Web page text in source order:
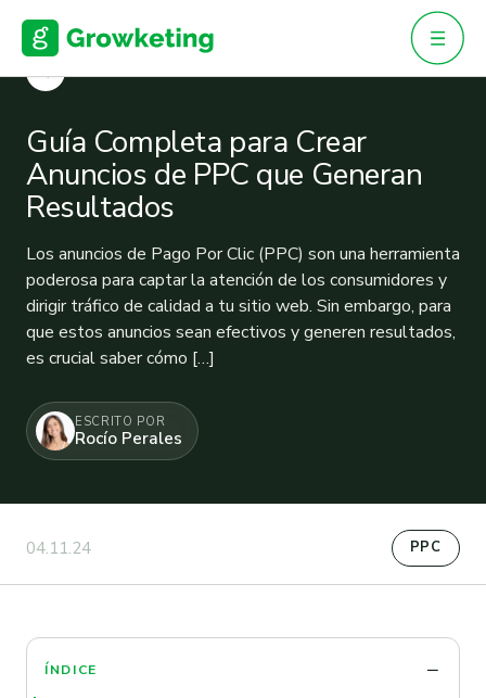
content
Guía Completa para Crear
Anuncios de PPC que Generan
Resultados
Los anuncios de Pago Por Clic (PPC) son una herramienta
poderosa para captar la atención de los consumidores y
dirigir tráfico de calidad a tu sitio web. Sin embargo, para
que estos anuncios sean efectivos y generen resultados,
es crucial saber cómo […]
ESCRITO POR
Rocío Perales
04.11.24 PPC
ÍNDICE